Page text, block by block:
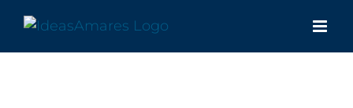
contenido